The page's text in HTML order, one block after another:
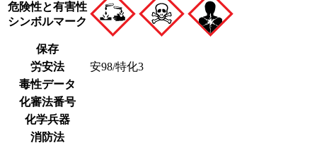
危険性と有害性
シンボルマーク
保存
労安法
安98/特化3
毒性データ
化審法番号
化学兵器
消防法